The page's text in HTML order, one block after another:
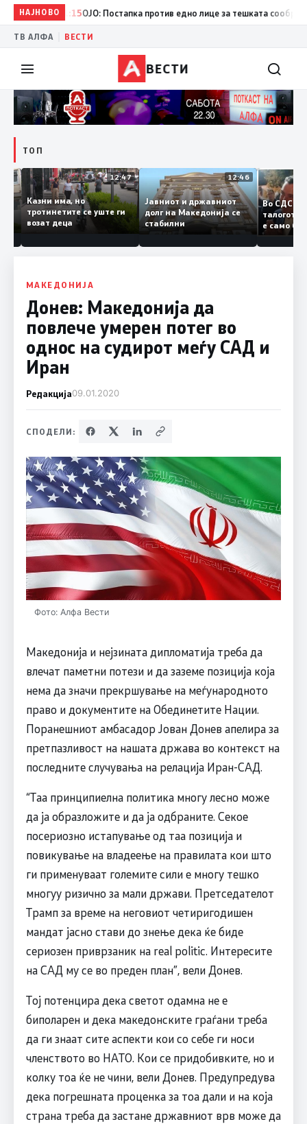
НАЈНОВО
11:15 ОЈО: Постапка против едно лице за тешката
ТВ АЛФА ВЕСТИ
ВЕСТИ
ТОП
12:50
и
12:47
Казни има, но
тротинетите се уште ги
возат деца
12:46
Јавниот и државниот
долг на Македонија се
стабилни
Во
е само
копија
Заев
МАКЕДОНИЈА
Донев: Македонија да
повлече умерен потег во
однос на судирот меѓу САД и
Иран
Редакција09.01.2020
СПОДЕЛИ:
Фото: Алфа Вести
Македонија и нејзината дипломатија треба да
влечат паметни потези и да заземе позиција која
нема да значи прекршување на меѓународното
право и документите на Обединетите Нации.
Поранешниот амбасадор Јован Донев апелира за
претпазливост на нашата држава во контекст на
последните случувања на релација Иран-САД.
“Таа принципиелна политика многу лесно може
да ја образложите и да ја одбраните. Секое
посериозно истапување од таа позиција и
повикување на владеење на правилата кои што
ги применуваат големите сили е многу тешко
многуу ризично за мали држави. Претседателот
Трамп за време на неговиот четиригодишен
мандат јасно стави до знење дека ќе биде
сериозен приврзаник на real politic. Интересите
на САД му се во преден план”, вели Донев.
Тој потенцира дека светот одамна не е
биполарен и дека македонските граѓани треба
да ги знаат сите аспекти кои со себе ги носи
членството во НАТО. Кои се придобивките, но и
колку тоа ќе не чини, вели Донев. Предупредува
дека погрешната проценка за тоа дали и на која
страна треба да застане државниот врв може да